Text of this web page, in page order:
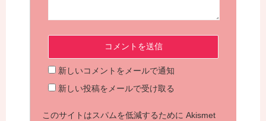
新しいコメントをメールで通知
新しい投稿をメールで受け取る
このサイトはスパムを低減するために Akismet